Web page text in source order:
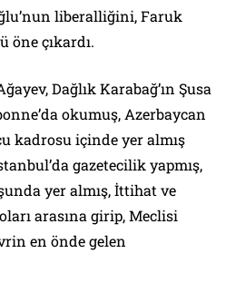
liberalliğini, Faruk
öne çıkardı.
Dağlık Karabağ’ın Şusa
okumuş, Azerbaycan
kadrosu içinde yer almış
gazetecilik yapmış,
yer almış, İttihat ve
arasına girip, Meclisi
en önde gelen